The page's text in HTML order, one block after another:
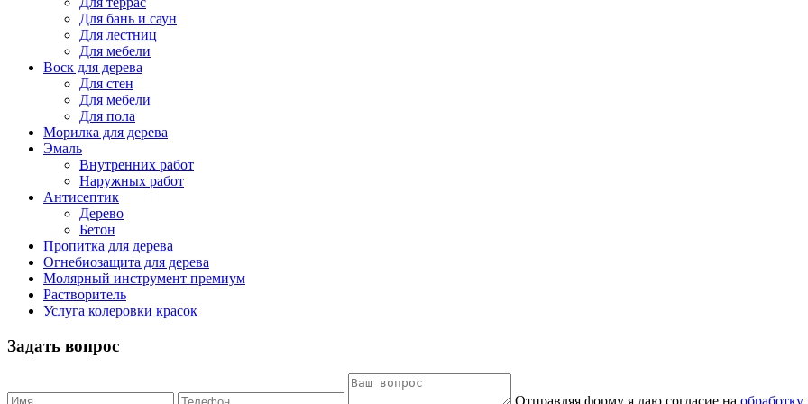
Для бань и саун
Для лестниц
Для мебели
Воск для дерева
Для стен
Для мебели
Для пола
Морилка для дерева
Эмаль
Внутренних работ
Наружных работ
Антисептик
Дерево
Бетон
Пропитка для дерева
Огнебиозащита для дерева
Молярный инструмент премиум
Растворитель
Услуга колеровки красок
Задать вопрос
Отправляя форму я даю согласие на